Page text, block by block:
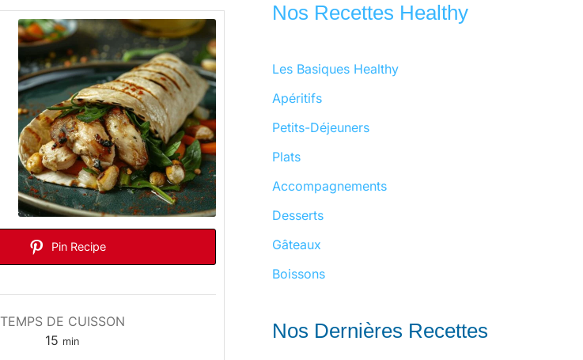
Pin Recipe
TEMPS DE CUISSON
15 min
Nos Recettes Healthy
Les Basiques Healthy
Apéritifs
Petits-Déjeuners
Plats
Accompagnements
Desserts
Gâteaux
Boissons
Nos Dernières Recettes